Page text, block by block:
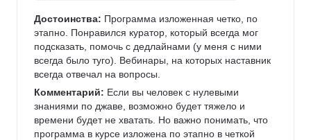
Достоинства: Программа изложенная четко, по
этапно. Понравился куратор, который всегда мог
подсказать, помочь с дедлайнами (у меня с ними
всегда было туго). Вебинары, на которых наставник
всегда отвечал на вопросы.
Комментарий: Если вы человек с нулевыми
знаниями по джаве, возможно будет тяжело и
времени будет не хватать. Но важно понимать, что
программа в курсе изложена по этапно в четкой